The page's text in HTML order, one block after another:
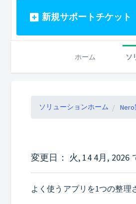
新規サポートチケット
ホーム ソ
ソリューションホーム
変更日： 火, 14 4月, 2026
よく使うアプリを1つの整理